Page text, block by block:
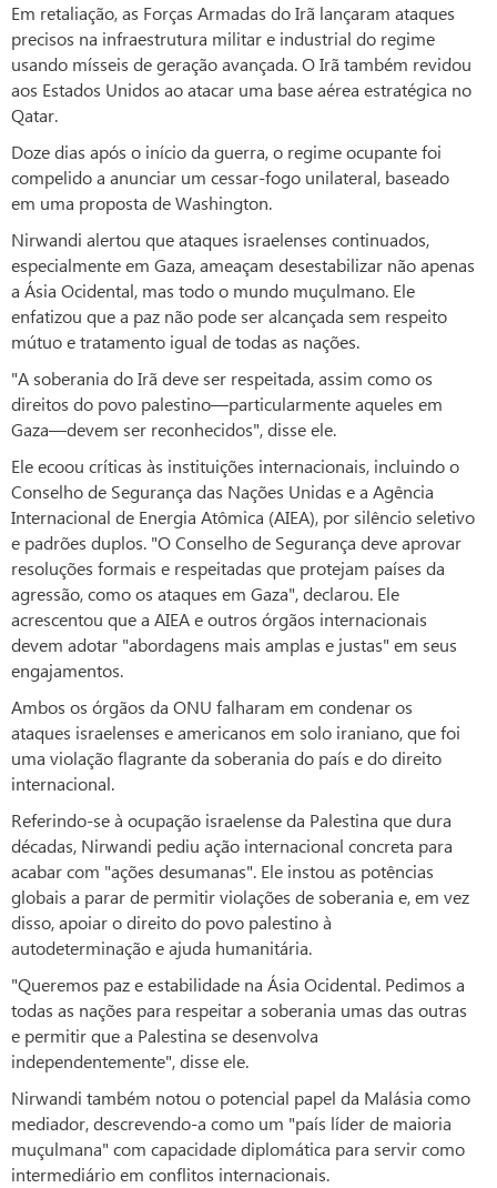
Em retaliação, as Forças Armadas do Irã lançaram ataques
precisos na infraestrutura militar e industrial do regime
usando mísseis de geração avançada. O Irã também revidou
aos Estados Unidos ao atacar uma base aérea estratégica no
Qatar.
Doze dias após o início da guerra, o regime ocupante foi
compelido a anunciar um cessar-fogo unilateral, baseado
em uma proposta de Washington.
Nirwandi alertou que ataques israelenses continuados,
especialmente em Gaza, ameaçam desestabilizar não apenas
a Ásia Ocidental, mas todo o mundo muçulmano. Ele
enfatizou que a paz não pode ser alcançada sem respeito
mútuo e tratamento igual de todas as nações.
"A soberania do Irã deve ser respeitada, assim como os
direitos do povo palestino—particularmente aqueles em
Gaza—devem ser reconhecidos", disse ele.
Ele ecoou críticas às instituições internacionais, incluindo o
Conselho de Segurança das Nações Unidas e a Agência
Internacional de Energia Atômica (AIEA), por silêncio seletivo
e padrões duplos. "O Conselho de Segurança deve aprovar
resoluções formais e respeitadas que protejam países da
agressão, como os ataques em Gaza", declarou. Ele
acrescentou que a AIEA e outros órgãos internacionais
devem adotar "abordagens mais amplas e justas" em seus
engajamentos.
Ambos os órgãos da ONU falharam em condenar os
ataques israelenses e americanos em solo iraniano, que foi
uma violação flagrante da soberania do país e do direito
internacional.
Referindo-se à ocupação israelense da Palestina que dura
décadas, Nirwandi pediu ação internacional concreta para
acabar com "ações desumanas". Ele instou as potências
globais a parar de permitir violações de soberania e, em vez
disso, apoiar o direito do povo palestino à
autodeterminação e ajuda humanitária.
"Queremos paz e estabilidade na Ásia Ocidental. Pedimos a
todas as nações para respeitar a soberania umas das outras
e permitir que a Palestina se desenvolva
independentemente", disse ele.
Nirwandi também notou o potencial papel da Malásia como
mediador, descrevendo-a como um "país líder de maioria
muçulmana" com capacidade diplomática para servir como
intermediário em conflitos internacionais.